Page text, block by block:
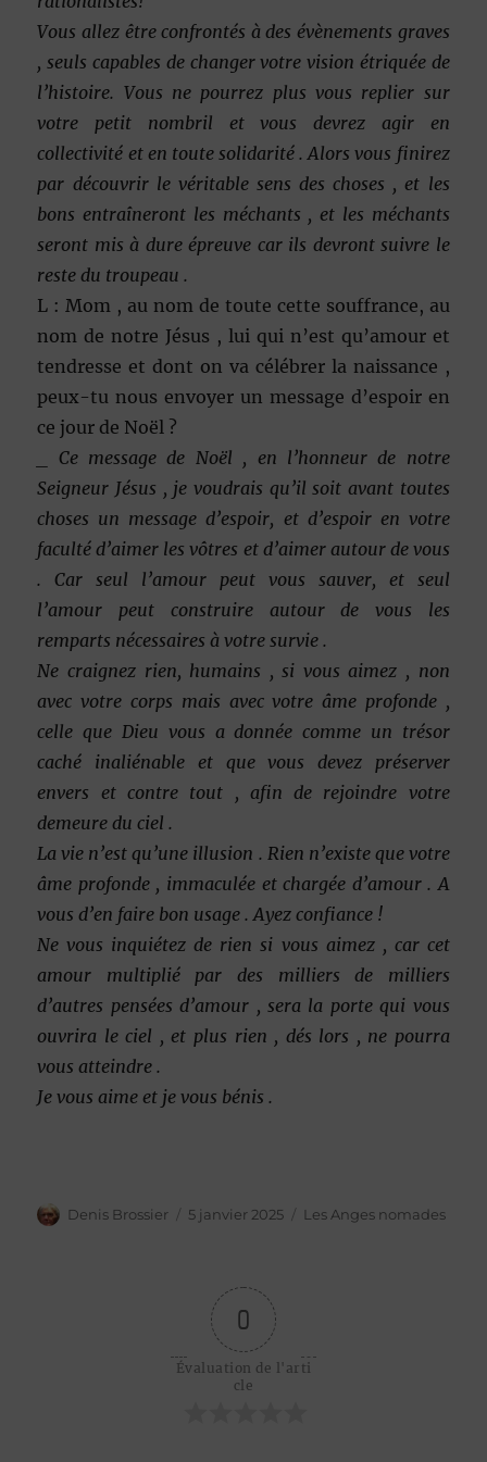
Vous allez être confrontés à des évènements graves
, seuls capables de changer votre vision étriquée de
l’histoire. Vous ne pourrez plus vous replier sur
votre petit nombril et vous devrez agir en
collectivité et en toute solidarité . Alors vous finirez
par découvrir le véritable sens des choses , et les
bons entraîneront les méchants , et les méchants
seront mis à dure épreuve car ils devront suivre le
reste du troupeau .
L : Mom , au nom de toute cette souffrance, au
nom de notre Jésus , lui qui n’est qu’amour et
tendresse et dont on va célébrer la naissance ,
peux-tu nous envoyer un message d’espoir en
ce jour de Noël ?
_ Ce message de Noël , en l’honneur de notre
Seigneur Jésus , je voudrais qu’il soit avant toutes
choses un message d’espoir, et d’espoir en votre
faculté d’aimer les vôtres et d’aimer autour de vous
. Car seul l’amour peut vous sauver, et seul
l’amour peut construire autour de vous les
remparts nécessaires à votre survie .
Ne craignez rien, humains , si vous aimez , non
avec votre corps mais avec votre âme profonde ,
celle que Dieu vous a donnée comme un trésor
caché inaliénable et que vous devez préserver
envers et contre tout , afin de rejoindre votre
demeure du ciel .
La vie n’est qu’une illusion . Rien n’existe que votre
âme profonde , immaculée et chargée d’amour . A
vous d’en faire bon usage . Ayez confiance !
Ne vous inquiétez de rien si vous aimez , car cet
amour multiplié par des milliers de milliers
d’autres pensées d’amour , sera la porte qui vous
ouvrira le ciel , et plus rien , dés lors , ne pourra
vous atteindre .
Je vous aime et je vous bénis .
Auteur
Denis Brossier
Publié
5 janvier 2025 Catégories
Les Anges nomades
0
Évaluation de l'arti
cle